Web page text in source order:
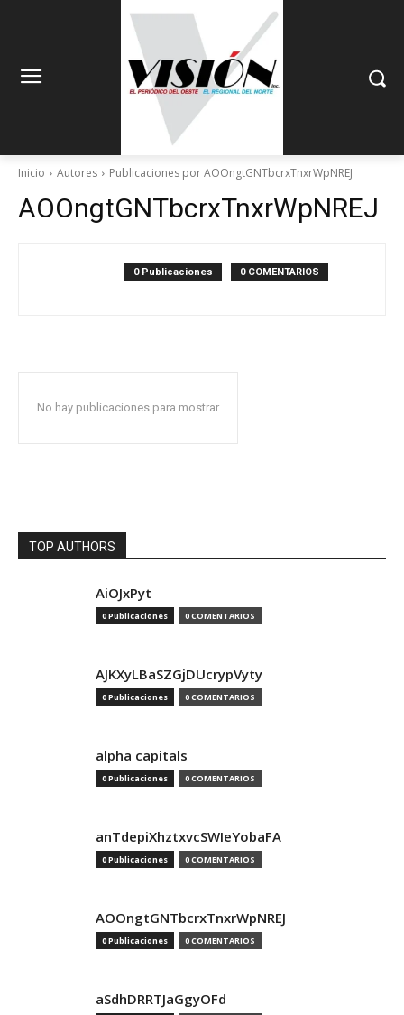
Inicio Autores Publicaciones por AOOngtGNTbcrxTnxrWpNREJ
AOOngtGNTbcrxTnxrWpNREJ
0 Publicaciones 0 COMENTARIOS
No hay publicaciones para mostrar
TOP AUTHORS
AiOJxPyt
0 Publicaciones 0 COMENTARIOS
AJKXyLBaSZGjDUcrypVyty
0 Publicaciones 0 COMENTARIOS
alpha capitals
0 Publicaciones 0 COMENTARIOS
anTdepiXhztxvcSWIeYobaFA
0 Publicaciones 0 COMENTARIOS
AOOngtGNTbcrxTnxrWpNREJ
0 Publicaciones 0 COMENTARIOS
aSdhDRRTJaGgyOFd